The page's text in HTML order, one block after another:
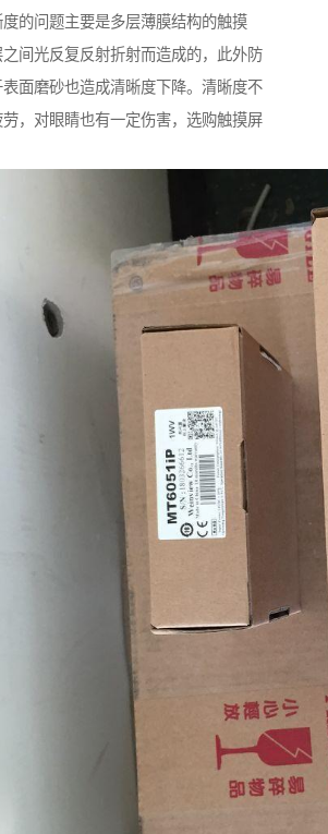
的问题主要是多层薄膜结构的触摸
间光反复反射折射而造成的，此外防
面磨砂也造成清晰度下降。清晰度不
，对眼睛也有一定伤害，选购触摸屏